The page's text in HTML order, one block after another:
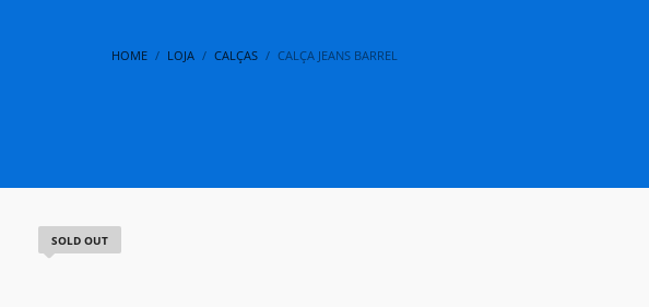
HOME LOJA CALÇAS CALÇA JEANS BARREL
SOLD OUT